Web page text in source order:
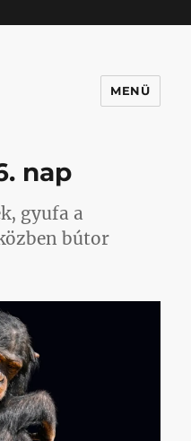
MENÜ
nap
gyufa a
bútor